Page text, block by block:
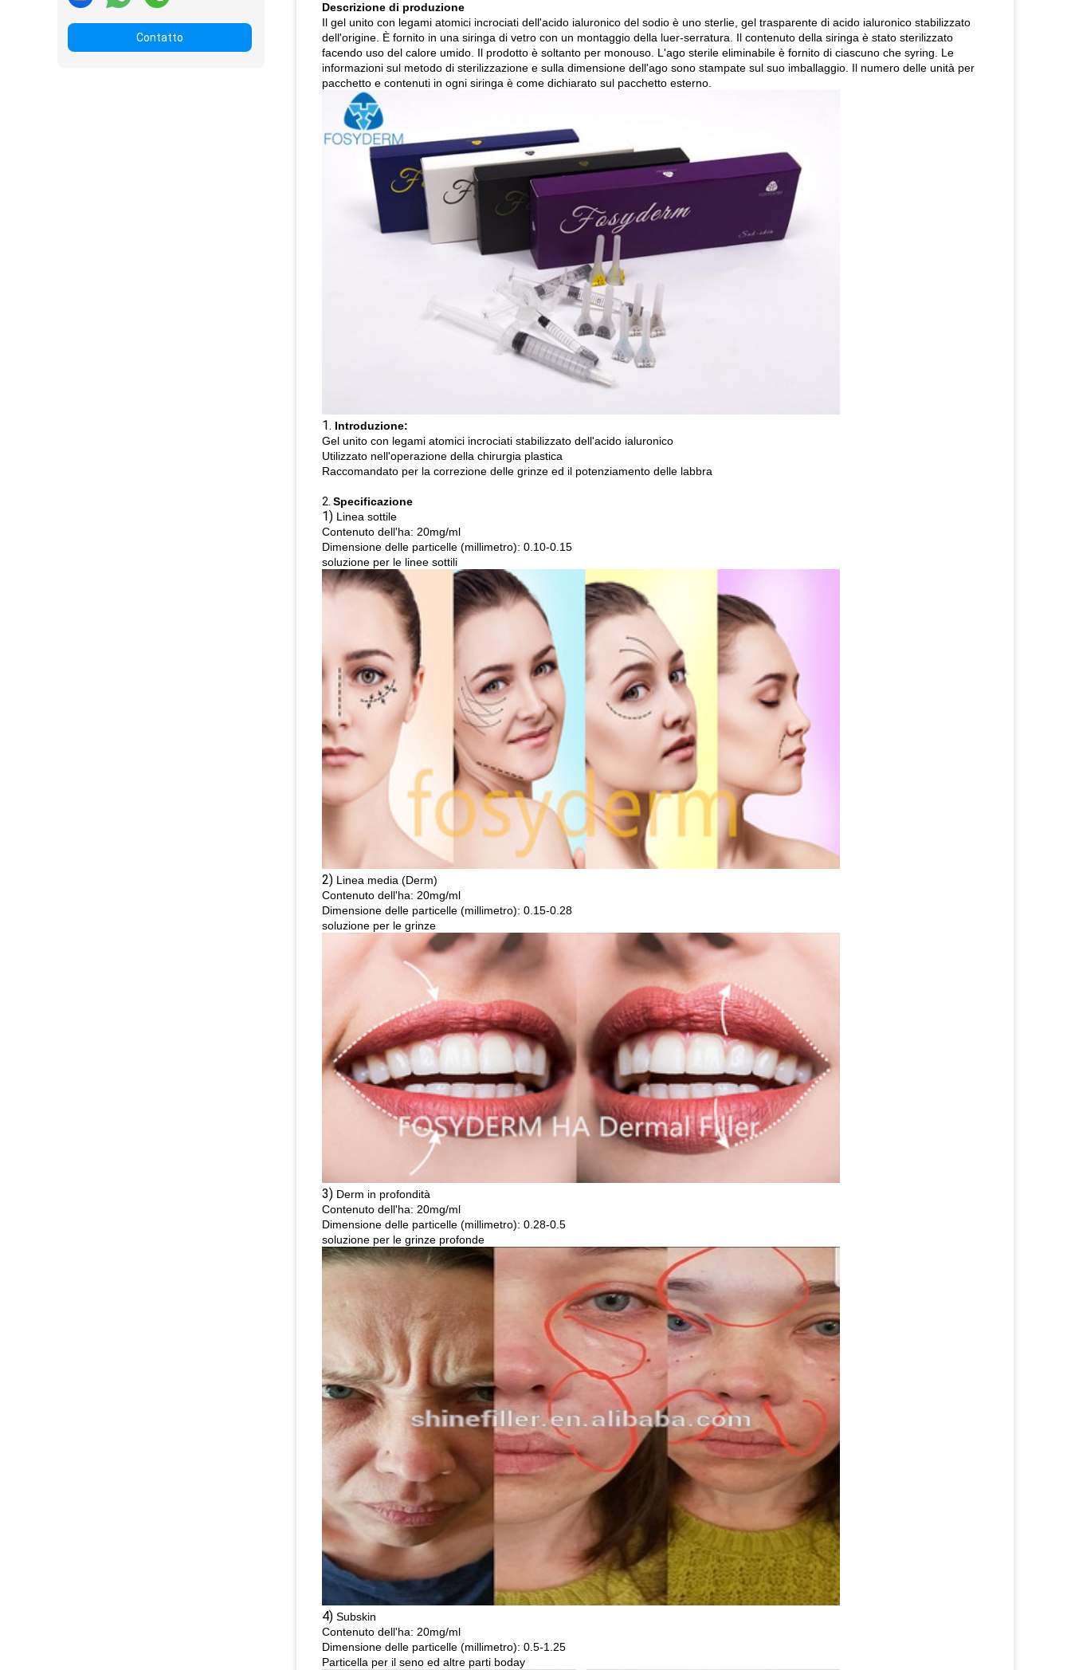
Contatto
Descrizione di produzione
Il gel unito con legami atomici incrociati dell'acido ialuronico del sodio è uno sterlie, gel trasparente di acido ialuronico stabilizzato
dell'origine. È fornito in una siringa di vetro con un montaggio della luer-serratura. Il contenuto della siringa è stato sterilizzato
facendo uso del calore umido. Il prodotto è soltanto per monouso. L'ago sterile eliminabile è fornito di ciascuno che syring. Le
informazioni sul metodo di sterilizzazione e sulla dimensione dell'ago sono stampate sul suo imballaggio. Il numero delle unità per
pacchetto e contenuti in ogni siringa è come dichiarato sul pacchetto esterno.
1. Introduzione:
Gel unito con legami atomici incrociati stabilizzato dell'acido ialuronico
Utilizzato nell'operazione della chirurgia plastica
Raccomandato per la correzione delle grinze ed il potenziamento delle labbra
2. Specificazione
1) Linea sottile
Contenuto dell'ha: 20mg/ml
Dimensione delle particelle (millimetro): 0.10-0.15
soluzione per le linee sottili
2) Linea media (Derm)
Contenuto dell'ha: 20mg/ml
Dimensione delle particelle (millimetro): 0.15-0.28
soluzione per le grinze
3) Derm in profondità
Contenuto dell'ha: 20mg/ml
Dimensione delle particelle (millimetro): 0.28-0.5
soluzione per le grinze profonde
4) Subskin
Contenuto dell'ha: 20mg/ml
Dimensione delle particelle (millimetro): 0.5-1.25
Particella per il seno ed altre parti boday